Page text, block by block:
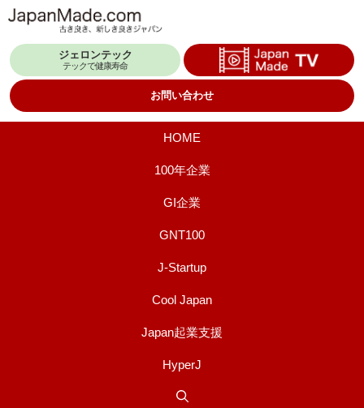
テ
ジェロンテック
テックで健康寿命
お問い合わせ
HOME
100年企業
GI企業
GNT100
J-Startup
Cool Japan
Japan起業支援
HyperJ